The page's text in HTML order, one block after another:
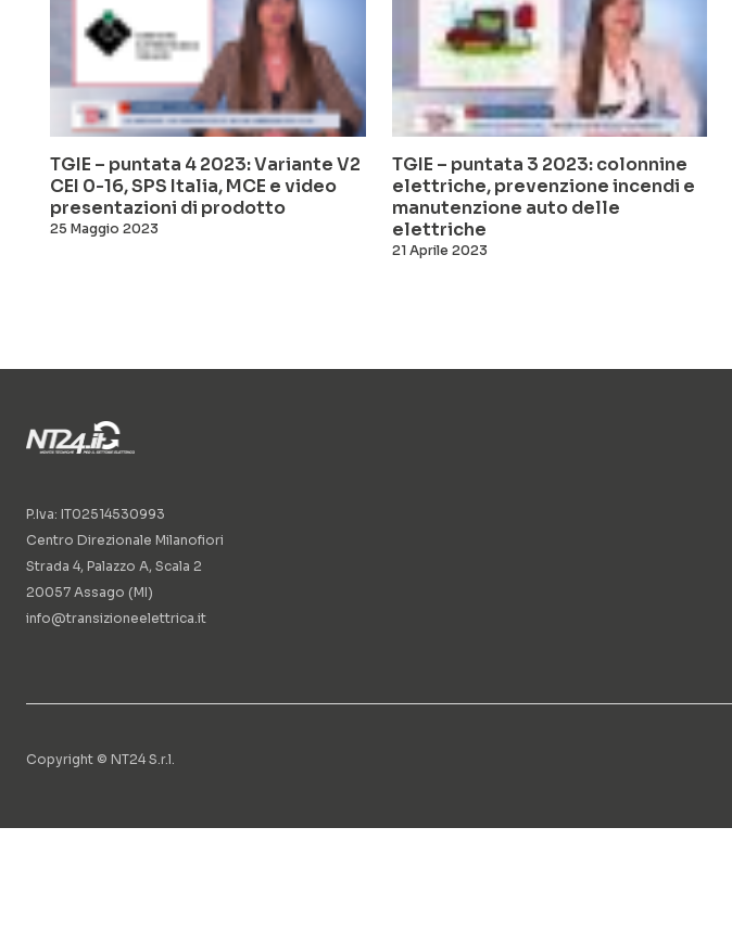
TGIE – puntata 4 2023: Variante V2
CEI 0-16, SPS Italia, MCE e video
presentazioni di prodotto
25 Maggio 2023
TGIE – puntata 3 2023: colonnine
elettriche, prevenzione incendi e
manutenzione auto delle
elettriche
21 Aprile 2023
P.Iva: IT02514530993
Centro Direzionale Milanofiori
Strada 4, Palazzo A, Scala 2
20057 Assago (MI)
info@transizioneelettrica.it
Copyright © NT24 S.r.l.